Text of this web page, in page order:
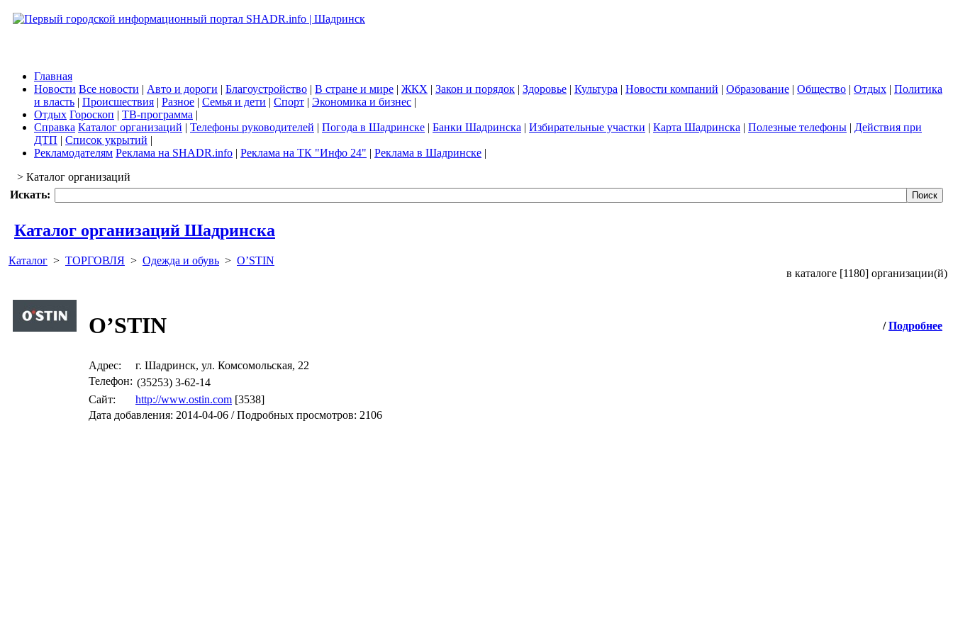
Главная
Новости Все новости | Авто и дороги | Благоустройство | В стране и мире | ЖКХ | Закон и порядок | Здоровье | Культура | Новости компаний | Образование | Общество | Отдых | Политика
и власть | Происшествия | Разное | Семья и дети | Спорт | Экономика и бизнес |
Отдых Гороскоп | ТВ-программа |
Справка Каталог организаций | Телефоны руководителей | Погода в Шадринске | Банки Шадринска | Избирательные участки | Карта Шадринска | Полезные телефоны | Действия при
ДТП | Список укрытий |
Рекламодателям Реклама на SHADR.info | Реклама на ТК "Инфо 24" | Реклама в Шадринске |
> Каталог организаций
Искать:
Каталог организаций Шадринска
Каталог > ТОРГОВЛЯ > Одежда и обувь > O’STIN
в каталоге [1180] организации(й)
O’STIN / Подробнее
Адрес:
г. Шадринск, ул. Комсомольская, 22
Телефон: (35253) 3-62-14
Сайт:
http://www.ostin.com [3538]
Дата добавления: 2014-04-06 / Подробных просмотров: 2106